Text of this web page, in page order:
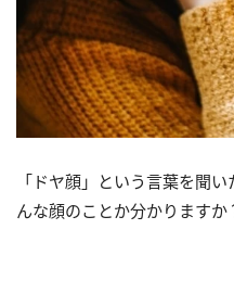
「ドヤ顔」という言葉を聞
んな顔のことか分かりますか